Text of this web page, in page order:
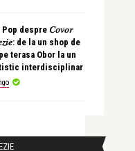
despre 𝐶𝑜𝑣𝑜𝑟
de la un shop de
terasa Obor la un
interdisciplinar